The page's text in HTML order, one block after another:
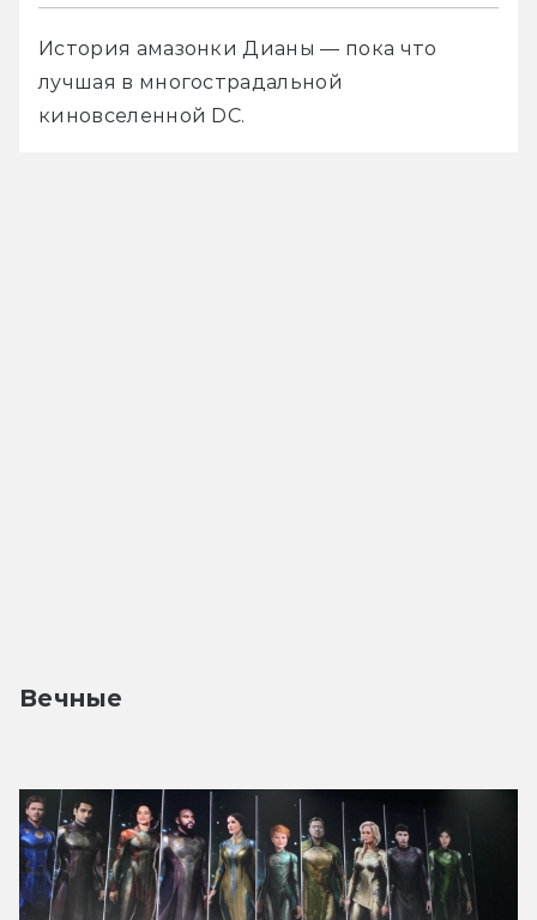
История амазонки Дианы — пока что
лучшая в многострадальной
киновселенной DC.
Вечные